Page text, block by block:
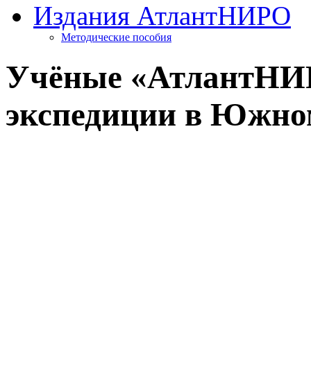
Издания АтлантНИРО
Методические пособия
Учёные
экспедиции в